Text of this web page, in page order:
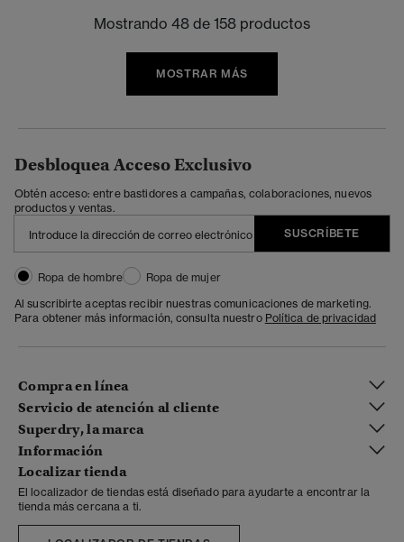
Mostrando 48 de 158 productos
MOSTRAR MÁS
Desbloquea Acceso Exclusivo
Obtén acceso: entre bastidores a campañas, colaboraciones, nuevos
productos y ventas.
SUSCRÍBETE
Ropa de hombre
Ropa de mujer
Al suscribirte aceptas recibir nuestras comunicaciones de marketing.
Para obtener más información, consulta nuestro Política de privacidad
Compra en línea
Servicio de atención al cliente
Superdry, la marca
Información
Localizar tienda
El localizador de tiendas está diseñado para ayudarte a encontrar la
tienda más cercana a ti.